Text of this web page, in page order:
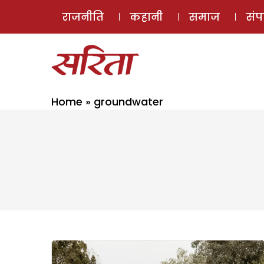
राजनीति कहानी समाज
Home » groundwater